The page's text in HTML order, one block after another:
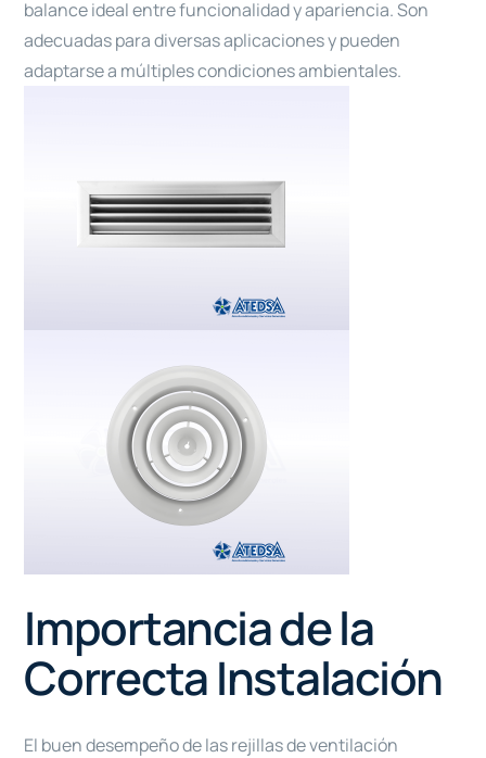
balance ideal entre funcionalidad y apariencia. Son
adecuadas para diversas aplicaciones y pueden
adaptarse a múltiples condiciones ambientales.
Importancia de la
Correcta Instalación
El buen desempeño de las rejillas de ventilación